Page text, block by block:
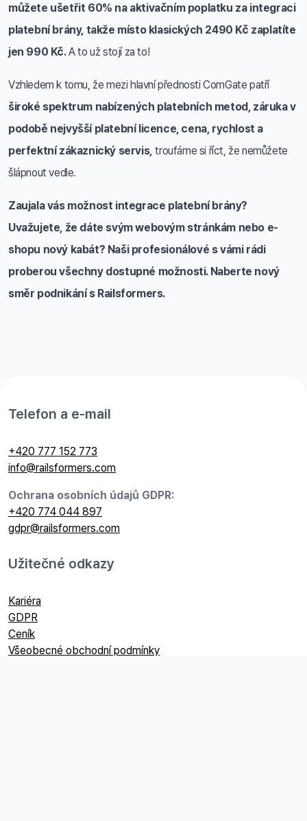
můžete ušetřit 60% na aktivačním poplatku za integraci
platební brány, takže místo klasických 2490 Kč zaplatíte
jen 990 Kč.A to už stojí za to!
Vzhledem k tomu, že mezi hlavní přednosti ComGate patří
široké spektrum nabízených platebních metod, záruka v
podobě nejvyšší platební licence, cena, rychlost a
perfektní zákaznický servis, troufáme si říct, že nemůžete
šlápnout vedle.
Zaujala vás možnost integrace platební brány?
Uvažujete, že dáte svým webovým stránkám nebo e-
shopu nový kabát? Naši profesionálové s vámi rádi
proberou všechny dostupné možnosti. Naberte nový
směr podnikání s Railsformers.
Telefon a e-mail
+420 777 152 773
info@railsformers.com
Ochrana osobních údajů GDPR:
+420 774 044 897
gdpr@railsformers.com
Užitečné odkazy
Kariéra
GDPR
Ceník
Všeobecné obchodní podmínky